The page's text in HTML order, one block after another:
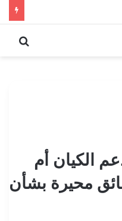
الكيان أم
مشاكل؟ 6 حقائق محيرة بشأن